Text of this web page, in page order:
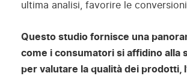
ultima analisi, favorire le
Questo studio fornisce una
come i consumatori si affidino alla
per valutare la qualità dei prodotti,